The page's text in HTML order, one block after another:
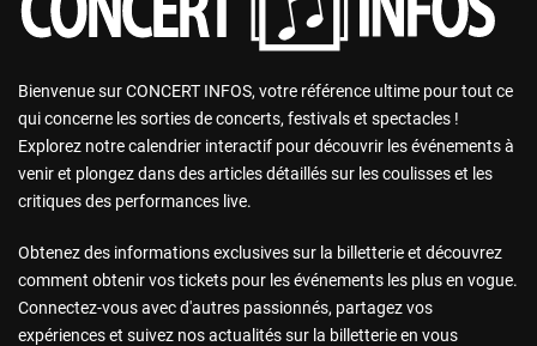
Bienvenue sur CONCERT INFOS, votre référence ultime pour tout ce
qui concerne les sorties de concerts, festivals et spectacles !
Explorez notre calendrier interactif pour découvrir les événements à
venir et plongez dans des articles détaillés sur les coulisses et les
critiques des performances live.
Obtenez des informations exclusives sur la billetterie et découvrez
comment obtenir vos tickets pour les événements les plus en vogue.
Connectez-vous avec d'autres passionnés, partagez vos
expériences et suivez nos actualités sur la billetterie en vous